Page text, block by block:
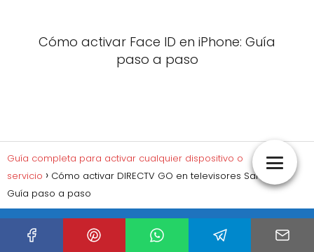
Cómo activar Face ID en iPhone: Guía
paso a paso
Guía completa para activar cualquier dispositivo o
servicio
Cómo activar DIRECTV GO en televisores Samsung:
Guía paso a paso
Subir